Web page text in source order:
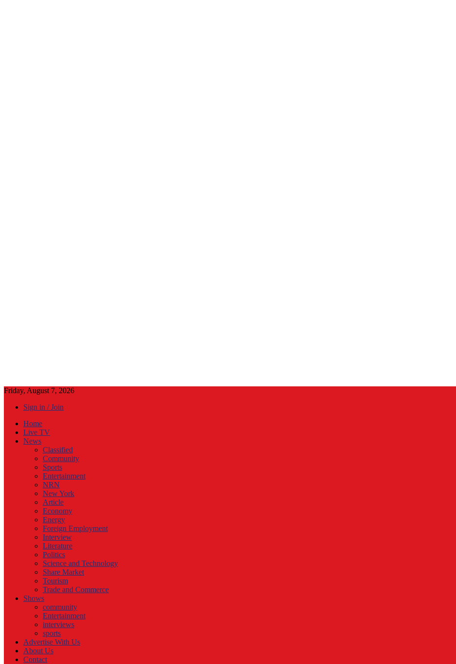
Friday, August 7, 2026
Sign in / Join
Home
Live TV
News
Classified
Community
Sports
Entertainment
NRN
New York
Article
Economy
Energy
Foreign Employment
Interview
Literature
Politics
Science and Technology
Share Market
Tourism
Trade and Commerce
Shows
community
Entertainment
interviews
sports
Advertise With Us
About Us
Contact